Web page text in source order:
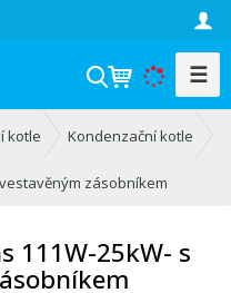
V
h
e
a
t
☰
kotle Kondenzační kotle
zásobníkem
111W-25kW- s